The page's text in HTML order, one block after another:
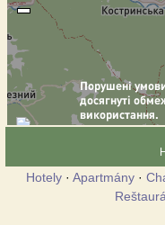
Hotely· Apartmány·